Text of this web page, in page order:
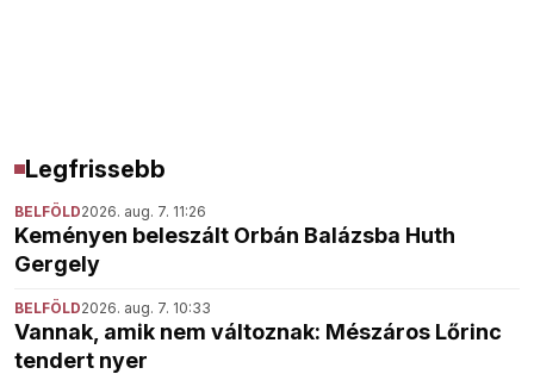
Legfrissebb
BELFÖLD2026. aug. 7. 11:26
Keményen beleszált Orbán Balázsba Huth
Gergely
BELFÖLD2026. aug. 7. 10:33
Vannak, amik nem változnak: Mészáros Lőrinc
tendert nyer